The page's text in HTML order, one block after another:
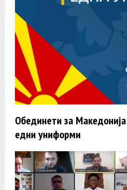
Обединети за
едни униформи